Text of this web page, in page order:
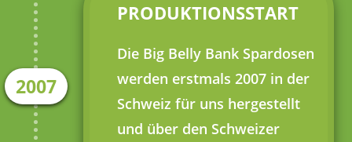
PRODUKTIONSSTART
Die Big Belly Bank Spardosen
werden erstmals 2007 in der
Schweiz für uns hergestellt
und über den Schweizer
2007